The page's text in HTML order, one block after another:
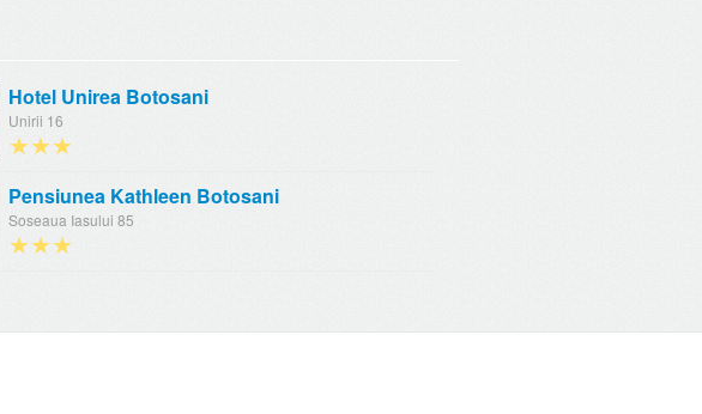
Hotel Unirea Botosani
Unirii 16
★★★
Pensiunea Kathleen Botosani
Soseaua Iasului 85
★★★